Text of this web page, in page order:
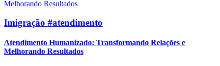
Imigração #atendimento
Atendimento Humanizado: Transformando Relações e
Melhorando Resultados